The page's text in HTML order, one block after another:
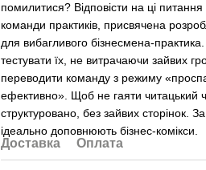
помилитися? Відповісти на ці
команди практиків, присвячена
для вибагливого бізнесмена-
тестувати їх, не витрачаючи зайвих
переводити команду з режиму
ефективно». Щоб не гаяти читацький
структуровано, без зайвих сторінок.
ідеально доповнюють бізнес-комікси.
Доставка Оплата